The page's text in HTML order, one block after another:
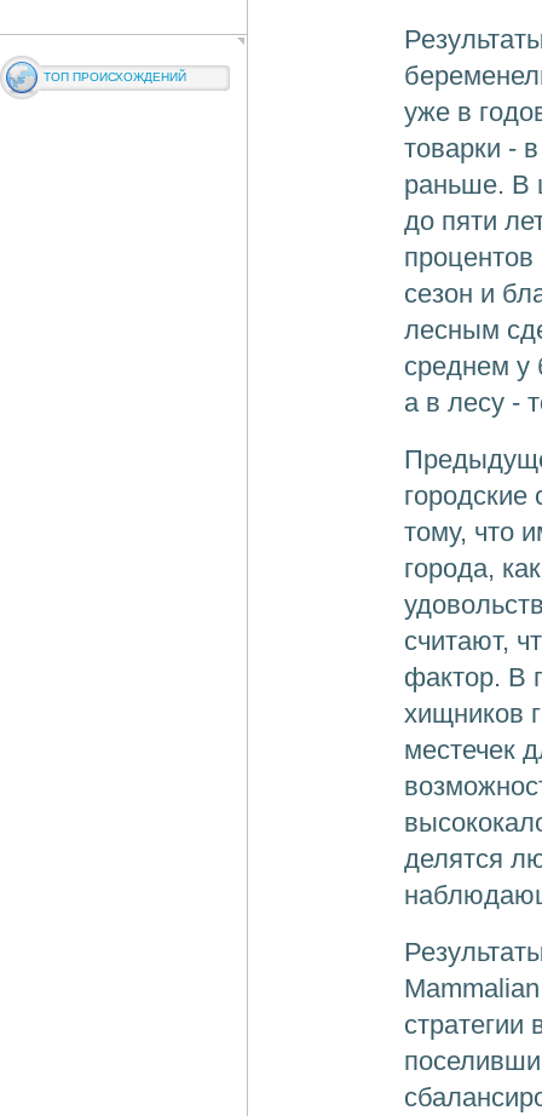
ТОП ПРОИСХОЖДЕНИЙ
уже в
товарки -
раньше. В
до пяти
процентов
сезон и
лесным
среднем у
а в лесу -
тому, что
города,
считают,
фактор. В
хищников
местечек
делятся
стратегии